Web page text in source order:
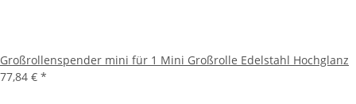
Großrollenspender mini für 1 Mini Großrolle Edelstahl Hochglanz
77,84 € *